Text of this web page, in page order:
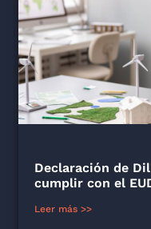
Declaración de
cumplir con el
Leer más >>